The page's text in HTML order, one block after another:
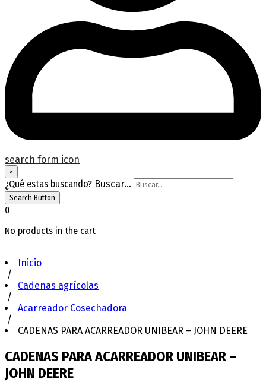
search form icon
×
¿Qué estas buscando? Buscar...
Search Button
0
No products in the cart
Inicio
/
Cadenas agrícolas
/
Acarreador Cosechadora
/
CADENAS PARA ACARREADOR UNIBEAR – JOHN DEERE
CADENAS PARA ACARREADOR UNIBEAR –
JOHN DEERE